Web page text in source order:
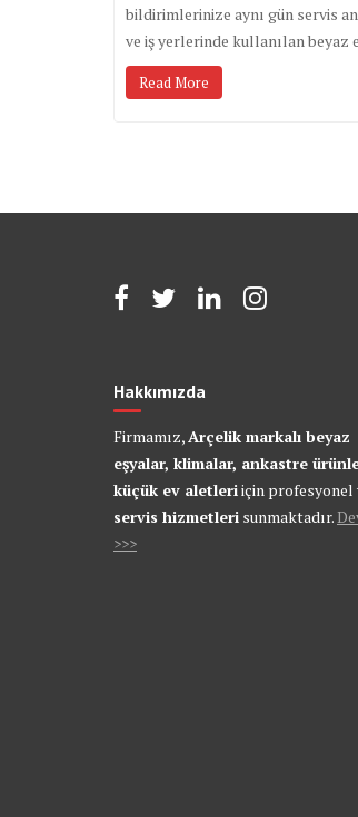
bildirimlerinize aynı gün servis
ve iş yerlerinde kullanılan beyaz
Read More
Hakkımızda
Firmamız,Arçelik markalı beyaz
eşyalar, klimalar, ankastre
küçük ev aletleriiçin profesyonel
servis hizmetleri sunmaktadır.
>>>